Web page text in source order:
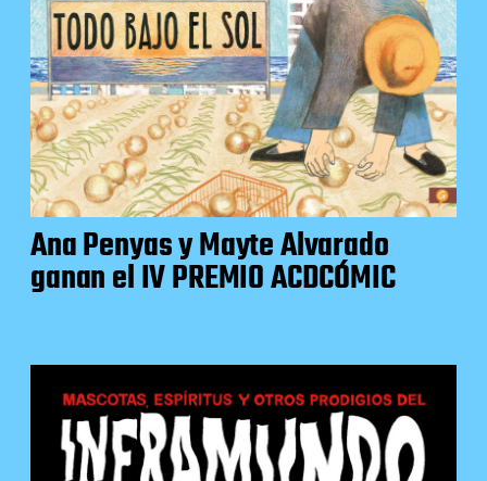
Ana Penyas y Mayte Alvarado
ganan el IV PREMIO ACDCÓMIC